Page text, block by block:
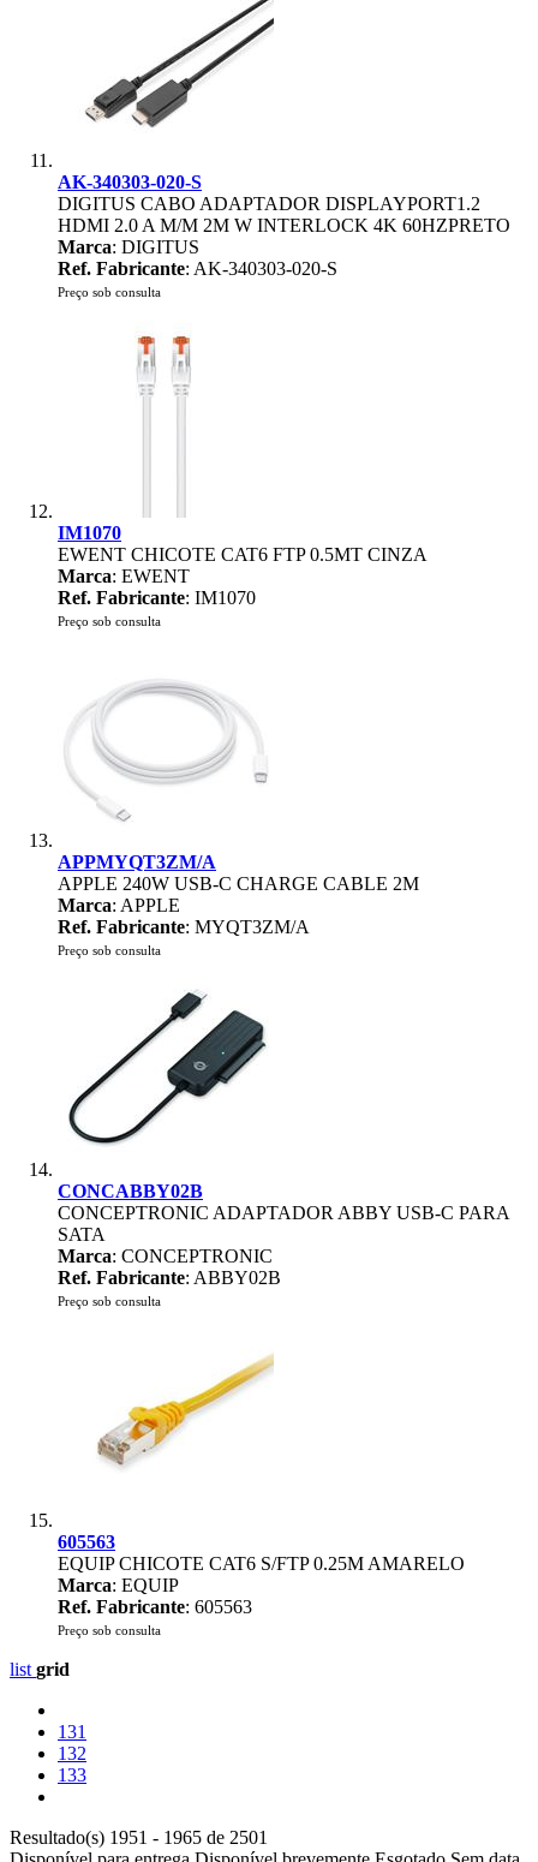
AK-340303-020-S
DIGITUS CABO ADAPTADOR DISPLAYPORT1.2
HDMI 2.0 A M/M 2M W INTERLOCK 4K 60HZPRETO
Marca: DIGITUS
Ref. Fabricante: AK-340303-020-S
Preço sob consulta
IM1070
EWENT CHICOTE CAT6 FTP 0.5MT CINZA
Marca: EWENT
Ref. Fabricante: IM1070
Preço sob consulta
APPMYQT3ZM/A
APPLE 240W USB-C CHARGE CABLE 2M
Marca: APPLE
Ref. Fabricante: MYQT3ZM/A
Preço sob consulta
CONCABBY02B
CONCEPTRONIC ADAPTADOR ABBY USB-C PARA
SATA
Marca: CONCEPTRONIC
Ref. Fabricante: ABBY02B
Preço sob consulta
605563
EQUIP CHICOTE CAT6 S/FTP 0.25M AMARELO
Marca: EQUIP
Ref. Fabricante: 605563
Preço sob consulta
list grid
131
132
133
Resultado(s) 1951 - 1965 de 2501